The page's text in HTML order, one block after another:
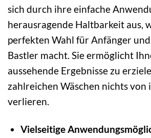
sich durch ihre einfache
herausragende Haltbarkeit aus,
perfekten Wahl für Anfänger
Bastler macht. Sie ermöglicht
aussehende Ergebnisse zu
zahlreichen Wäschen nichts
verlieren.
Vielseitige